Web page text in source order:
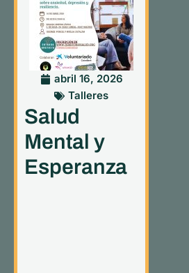
abril 16, 2026
Talleres
Salud
Mental y
Esperanza